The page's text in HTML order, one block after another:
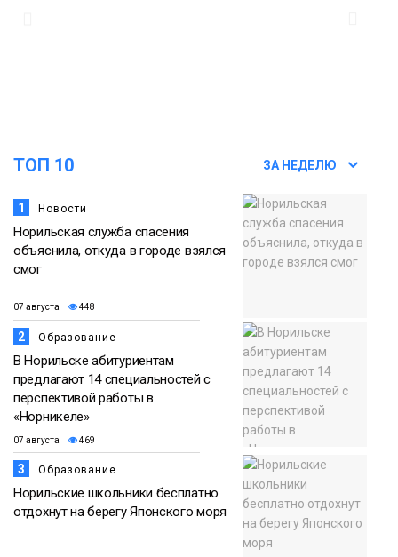
07 августа
Общество
из исправительного центра
ТОП 10 ЗА НЕДЕЛЮ
1 Новости
Норильская служба спасения
объяснила, откуда в городе взялся
смог
07 августа 448
2 Образование
В Норильске абитуриентам
предлагают 14 специальностей с
перспективой работы в
«Норникеле»
07 августа 469
3 Образование
Норильские школьники бесплатно
отдохнут на берегу Японского моря